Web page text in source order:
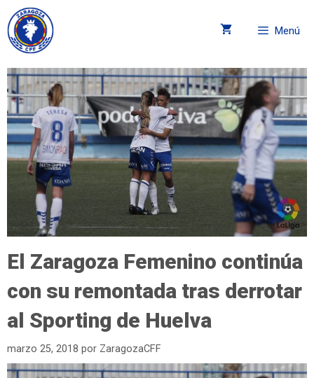
Menú
El Zaragoza Femenino continúa
con su remontada tras derrotar
al Sporting de Huelva
marzo 25, 2018 por ZaragozaCFF